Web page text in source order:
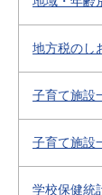
地方税のし
子育て施設
子育て施設
学校保健統